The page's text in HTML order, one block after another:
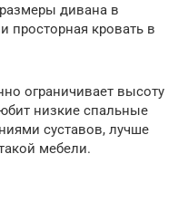
дивана в
просторная кровать в
ограничивает высоту
низкие спальные
суставов, лучше
мебели.